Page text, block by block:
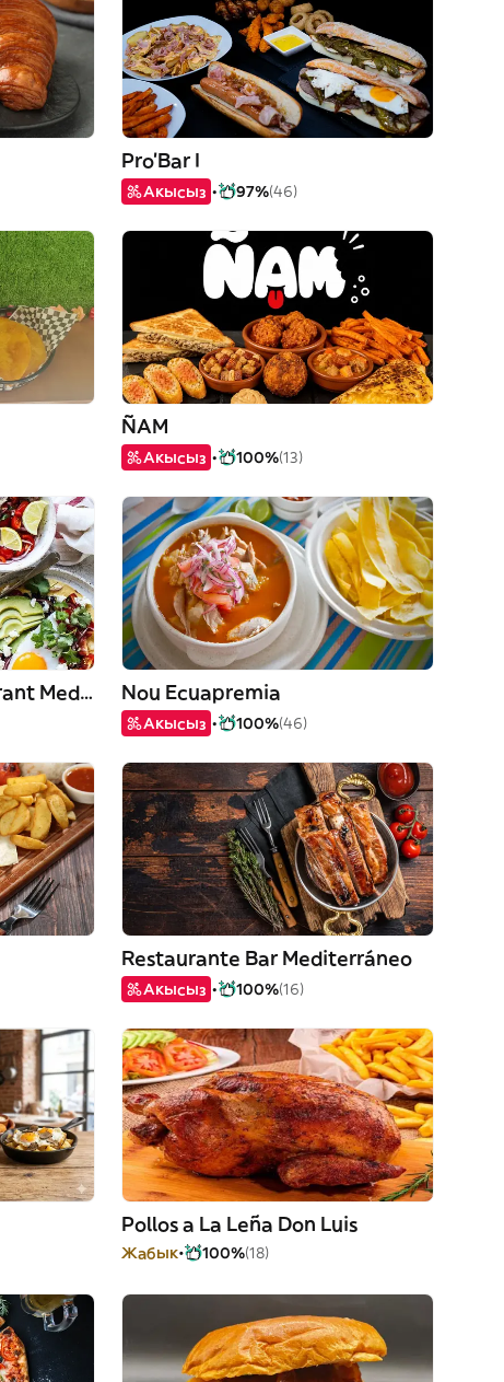
Pro'Bar I
Акысыз 97%(46)
ÑAM
Акысыз 100%(13)
Cerveseria Bar Restaurant Mediterráneo Nou Ecuapremia
Акысыз 100%(46)
Restaurante Bar Mediterráneo
Акысыз 100%(16)
Pollos a La Leña Don Luis
Жабык 100%(18)